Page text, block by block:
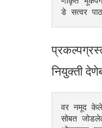
डे सत्वर
नियुक्ती
वर नमूद
सोबत